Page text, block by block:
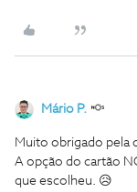
Mário P.
Muito obrigado pela
A opção do cartão
que escolheu. 😥